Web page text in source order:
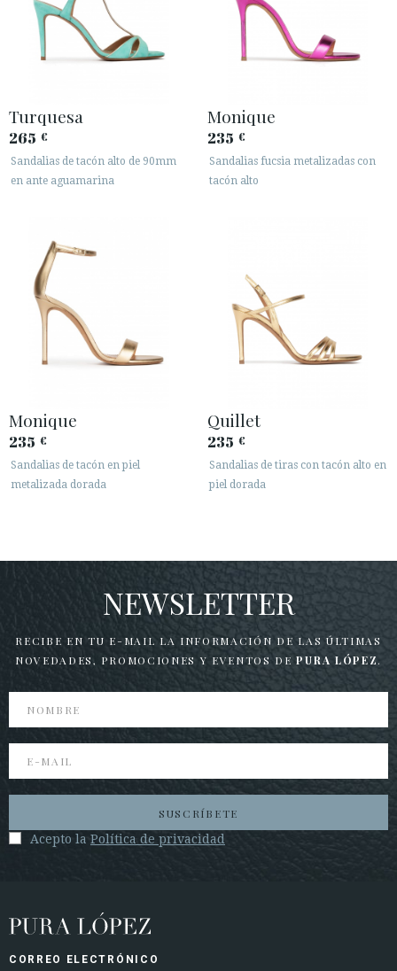
Turquesa
265 €
Sandalias de tacón alto de 90mm
en ante aguamarina
Monique
235 €
Sandalias fucsia metalizadas con
tacón alto
Monique
235 €
Sandalias de tacón en piel
metalizada dorada
Quillet
235 €
Sandalias de tiras con tacón alto en
piel dorada
NEWSLETTER
RECIBE EN TU E-MAIL LA INFORMACIÓN DE LAS ÚLTIMAS
NOVEDADES, PROMOCIONES Y EVENTOS DEPURA LÓPEZ.
SUSCRÍBETE
Acepto la Política de privacidad
CORREO ELECTRÓNICO